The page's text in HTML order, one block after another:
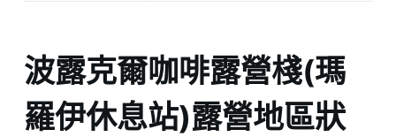
波露克爾咖啡露營棧(瑪
羅伊休息站)露營地區狀